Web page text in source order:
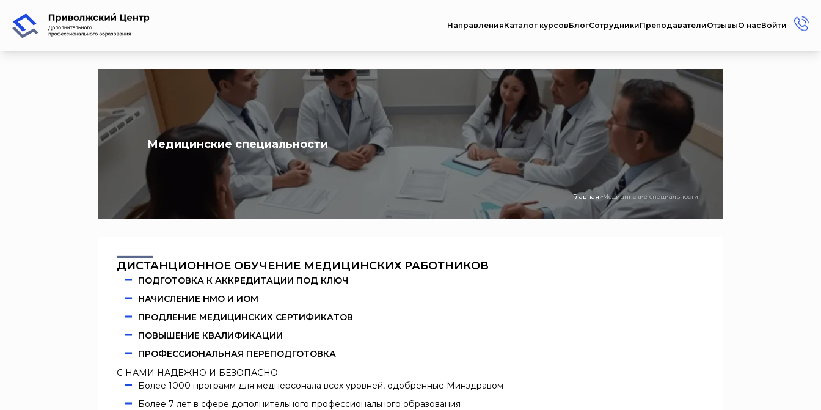
НаправленияКаталог курсовБлогСотрудникиПреподавателиОтзывыО насВойти
+7 (912) 856-45-17
Россия г. Ижевск ул.
Репина, 35
Медицинские специальности
Главная>Медицинские специальности
ДИСТАНЦИОННОЕ ОБУЧЕНИЕ МЕДИЦИНСКИХ РАБОТНИКОВ
ПОДГОТОВКА К АККРЕДИТАЦИИ ПОД КЛЮЧ
НАЧИСЛЕНИЕ НМО И ИОМ
ПРОДЛЕНИЕ МЕДИЦИНСКИХ СЕРТИФИКАТОВ
ПОВЫШЕНИЕ КВАЛИФИКАЦИИ
ПРОФЕССИОНАЛЬНАЯ ПЕРЕПОДГОТОВКА
С НАМИ НАДЕЖНО И БЕЗОПАСНО
Более 1000 программ для медперсонала всех уровней, одобренные Минздравом
Более 7 лет в сфере дополнительного профессионального образования